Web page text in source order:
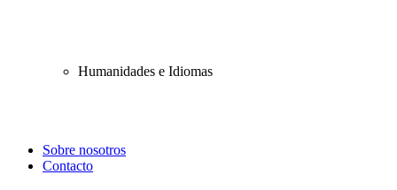
Humanidades e Idiomas
Sobre nosotros
Contacto